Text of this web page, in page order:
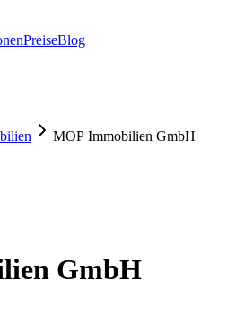
PreiseBlog
MOP Immobilien GmbH
GmbH